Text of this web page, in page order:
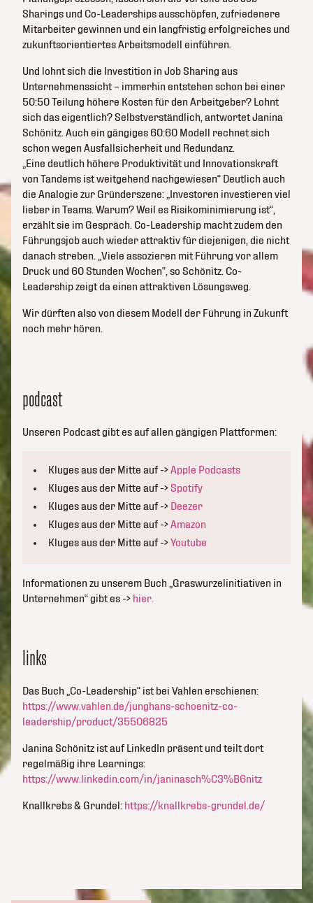
Sharings und Co-Leaderships ausschöpfen, zufriedenere
Mitarbeiter gewinnen und ein langfristig erfolgreiches und
zukunftsorientiertes Arbeitsmodell einführen.
Und lohnt sich die Investition in Job Sharing aus
Unternehmenssicht – immerhin entstehen schon bei einer
50:50 Teilung höhere Kosten für den Arbeitgeber? Lohnt
sich das eigentlich? Selbstverständlich, antwortet Janina
Schönitz. Auch ein gängiges 60:60 Modell rechnet sich
schon wegen Ausfallsicherheit und Redundanz.
„Eine deutlich höhere Produktivität und Innovationskraft
von Tandems ist weitgehend nachgewiesen“ Deutlich auch
die Analogie zur Gründerszene: „Investoren investieren viel
lieber in Teams. Warum? Weil es Risikominimierung ist“,
erzählt sie im Gespräch. Co-Leadership macht zudem den
Führungsjob auch wieder attraktiv für diejenigen, die nicht
danach streben. „Viele assozieren mit Führung vor allem
Druck und 60 Stunden Wochen“, so Schönitz. Co-
Leadership zeigt da einen attraktiven Lösungsweg.
Wir dürften also von diesem Modell der Führung in Zukunft
noch mehr hören.
podcast
Unseren Podcast gibt es auf allen gängigen Plattformen:
Kluges aus der Mitte auf ->Apple Podcasts
Kluges aus der Mitte auf -> Spotify
Kluges aus der Mitte auf -> Deezer
Kluges aus der Mitte auf ->Amazon
Kluges aus der Mitte auf ->Youtube
Informationen zu unserem Buch „Graswurzelinitiativen in
Unternehmen“ gibt es -> hier.
links
Das Buch „Co-Leadership“ ist bei Vahlen erschienen:
https://www.vahlen.de/junghans-schoenitz-co-
leadership/product/35506825
Janina Schönitz ist auf LinkedIn präsent und teilt dort
regelmäßig ihre Learnings:
https://www.linkedin.com/in/janinasch%C3%B6nitz
Knallkrebs & Grundel: https://knallkrebs-grundel.de/